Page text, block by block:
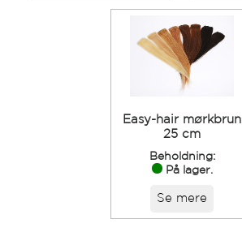
Easy-hair mørkbrun
25 cm
Beholdning:
På lager.
Se mere